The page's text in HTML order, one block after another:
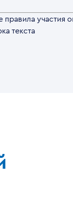
правила участия
текста